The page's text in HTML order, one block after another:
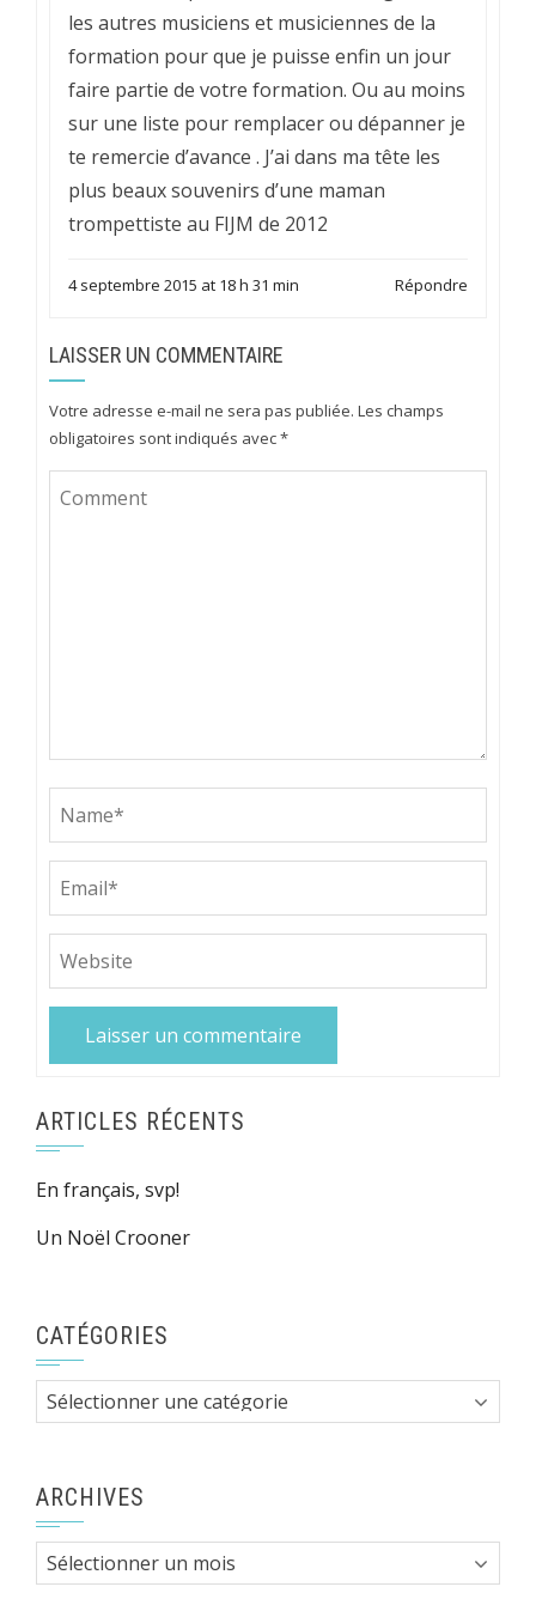
les autres musiciens et musiciennes de la
formation pour que je puisse enfin un jour
faire partie de votre formation. Ou au moins
sur une liste pour remplacer ou dépanner je
te remercie d’avance . J’ai dans ma tête les
plus beaux souvenirs d’une maman
trompettiste au FIJM de 2012
4 septembre 2015 at 18 h 31 min Répondre
LAISSER UN COMMENTAIRE
Votre adresse e-mail ne sera pas publiée. Les champs
obligatoires sont indiqués avec*
ARTICLES RÉCENTS
En français, svp!
Un Noël Crooner
CATÉGORIES
Catégories
ARCHIVES
Archives